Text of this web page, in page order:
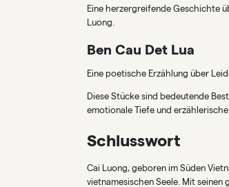
Eine herzergreifende Geschichte
Luong.
Ben Cau Det Lua
Eine poetische Erzählung über
Diese Stücke sind bedeutende
emotionale Tiefe und
Schlusswort
Cai Luong, geboren im Süden
vietnamesischen Seele. Mit